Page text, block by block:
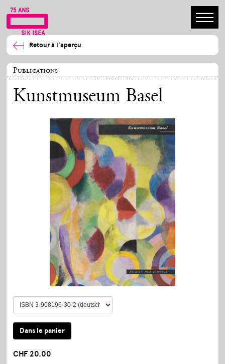
Retour à l’aperçu
Publications
Kunstmuseum Basel
CHF 20.00